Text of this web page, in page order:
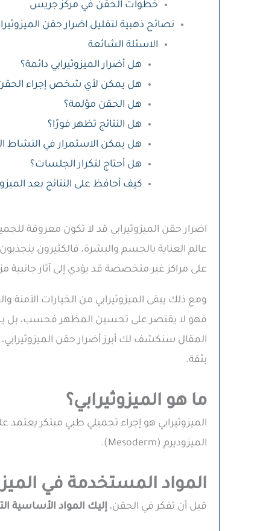
خطوات الحقن في مركز جريس
نصائح ذهبية لتقليل اضرار حقن
الاسئلة الشائعة
هل أضرار الميزوثيرابي دائمة؟
هل يمكن لأي شخص إجراء
هل الحقن مؤلمة؟
هل النتائج تظهر فورًا؟
هل يمكن الاستمرار في النشاط
هل أحتاج لتكرار الجلسات؟
كيف أحافظ على النتائج بعد
اضرار حقن الميزوثيرابي قد لا تكون معروفة
عالم العناية بالجسم والبشرة، فالكثيرون
على مراكز غير متخصصة قد يؤدي إلى آثار جانبية
ومع ذلك يبقى الميزوثيرابي من الخيارات
فهو لا يقتصر على تحسين المظهر فحسب، بل
المقال سنكشف لك أبرز أضرار حقن
بثقة.
ما هو الميزوثيرابي؟
الميزوثيرابي هو إجراء تجميلي طبي مبتكر
الميزوديرم (Mesoderm).
المواد المستخدمة في
قبل أن تفكر في الحقن، إليك المواد الأساسية